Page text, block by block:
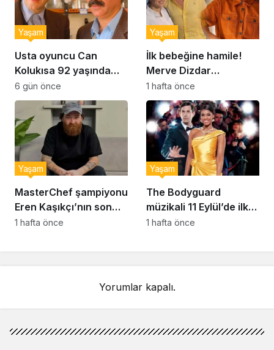
Usta oyuncu Can
Kolukısa 92 yaşında
hayatını kaybetti
Yaşam
6 gün önce
İlk bebeğine hamile!
Merve Dizdar
sessizliğini bozdu: ‘İsim
bulmak çok zor’
Yaşam
1 hafta önce
MasterChef şampiyonu
Eren Kaşıkçı’nın son
anlarındaki kahreden
Yaşam
1 hafta önce
The Bodyguard
müzikali 11 Eylül’de ilk
kez Türkiye’de
Yaşam
1 hafta önce
Yorumlar kapalı.